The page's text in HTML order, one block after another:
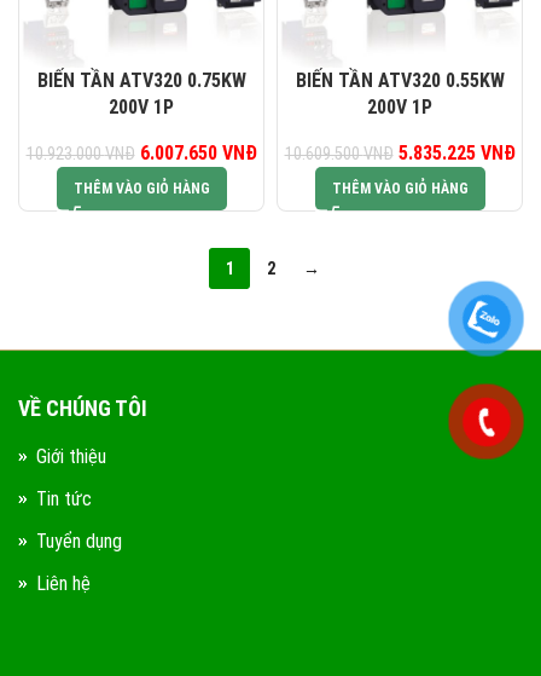
BIẾN TẦN ATV320 0.75KW
200V 1P
10.923.000VNĐ Giá gốc là: 10.923.000 VNĐ.
6.007.650 VNĐGiá hiện tại là: 6.007.650 VNĐ.
THÊM VÀO GIỎ HÀNG
BIẾN TẦN ATV320 0.55KW
200V 1P
10.609.500VNĐ
Giá gốc là:
10.609.500 VNĐ.
5.835.225 VNĐ
THÊM VÀO GIỎ HÀNG
1 2 →
VỀ CHÚNG TÔI
Giới thiệu
Tin tức
Tuyển dụng
Liên hệ